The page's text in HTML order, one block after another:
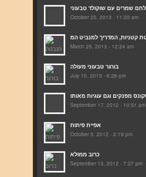
October 20, 2013 - 11:20 am
March 25, 2013 - 12:24 am
בורגר טבעוני מעולה
July 10, 2013 - 6:26 pm
September 17, 2012 - 10:51 am
אפיית פיתות
October 5, 2012 - 2:19 pm
כרוב ממולא
September 13, 2012 - 7:27 pm